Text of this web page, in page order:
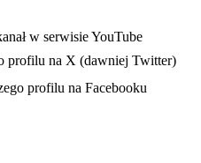
karcie
w serwisie YouTube
profilu na X (dawniej Twitter)
nowej karcieprofilu na Facebooku